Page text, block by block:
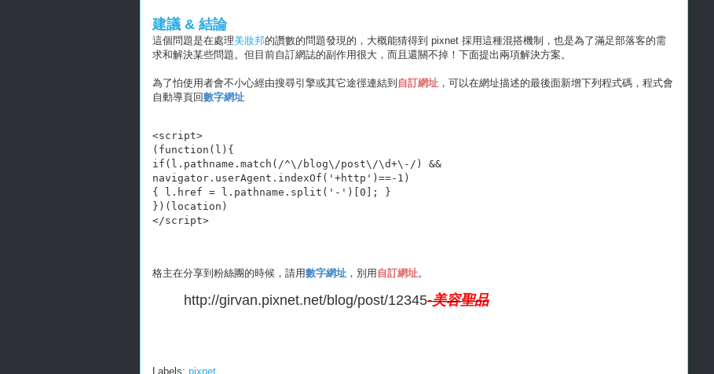
建議 & 結論
這個問題是在處理美妝邦的讚數的問題發現的，大概能猜得到 pixnet 採用這種混搭機制，也是為了滿足部落客的需
求和解決某些問題。但目前自訂網誌的副作用很大，而且還關不掉！下面提出兩項解決方案。
為了怕使用者會不小心經由搜尋引擎或其它途徑連結到 自訂網址 ，可以在網址描述的最後面新增下列程式碼，程式會
自動導頁回數字網址
<script>
(function(l){
if(l.pathname.match(/^\/blog\/post\/\d+\-/) &&
navigator.userAgent.indexOf('+http')==-1)
{ l.href = l.pathname.split('-')[0]; }
})(location)
格主在分享到粉絲團的時候，請用數字網址 ，別用 自訂網址。
http://girvan.pixnet.net/blog/post/12345-美容聖品
Labels: pixnet